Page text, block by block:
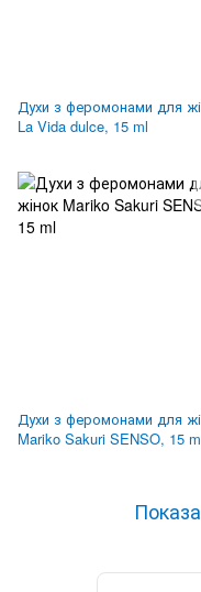
Духи з феромонами для
La Vida dulce, 15 ml
Духи з феромонами для
Mariko Sakuri SENSO, 15